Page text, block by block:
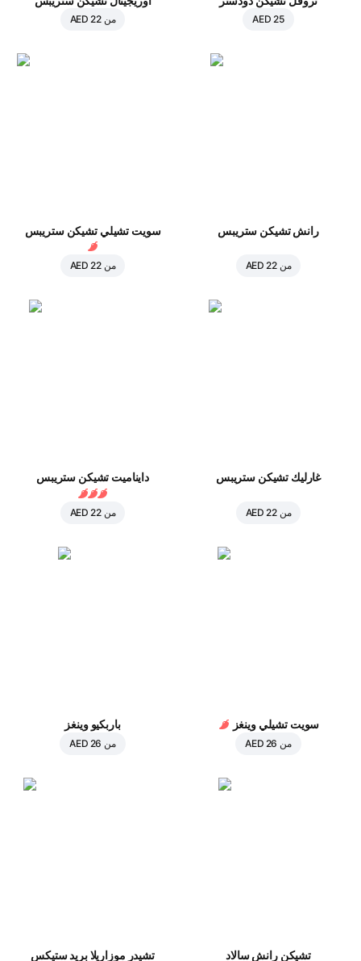
AED 25 منAED 22
رانش تشيكن ستريبس
منAED 22
سويت تشيلي تشيكن ستريبس
منAED 22
غارليك تشيكن ستريبس
منAED 22
دايناميت تشيكن ستريبس
منAED 22
سويت تشيلي وينغز
من AED 26
باربكيو وينغز
من AED 26
تشيكن رانش سالاد تشيدر موزاريلا بريد ستيكس